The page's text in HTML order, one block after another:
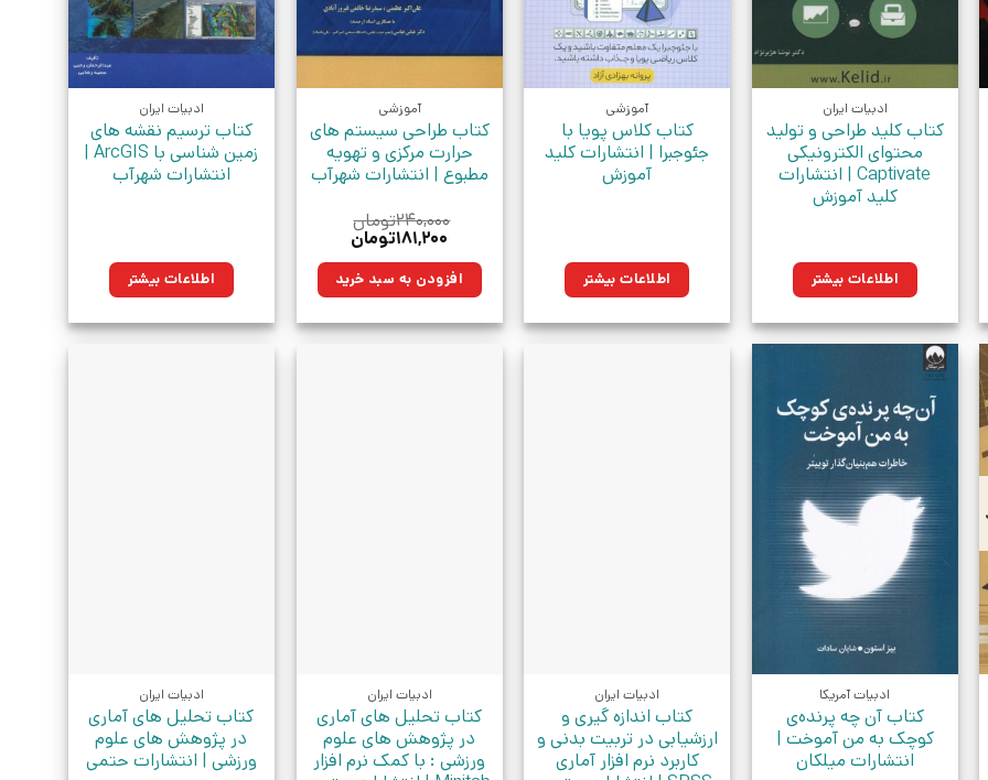
ادبیات ایران
کتاب کلید طراحی و تولید
محتوای الکترونیکی
Captivate | انتشارات
کلید آموزش
اطلاعات بیشتر
آموزشی
کتاب کلاس پویا با
جئوجبرا | انتشارات کلید
آموزش
اطلاعات بیشتر
آموزشی
کتاب طراحی سیستم های
حرارت مرکزی و تهویه
مطبوع | انتشارات شهرآب
۲۴۰,۰۰۰تومان
قیمت
۲۴۰,۰۰۰تومان
بود.
۱۸۱,۲۰۰تومانقیمت
۱۸۱,۲۰۰تومان.افزودن به سبد خرید
ادبیات ایران
کتاب ترسیم نقشه های
زمین شناسی با ArcGIS |
انتشارات شهرآب
اطلاعات بیشتر
ادبیات آمریکا
کتاب آن چه پرنده‌ی
کوچک به من آموخت |
انتشارات میلکان
ادبیات ایران
کتاب اندازه گیری و
ارزشیابی در تربیت بدنی و
کاربرد نرم افزار آماری
ادبیات ایران
کتاب تحلیل های آماری
در پژوهش های علوم
ورزشی : با کمک نرم افزار
ادبیات ایران
کتاب تحلیل های آماری
در پژوهش های علوم
ورزشی | انتشارات حتمی